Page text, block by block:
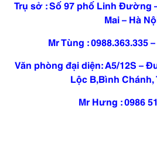
Trụ sở : Số 97 phố Linh Đường
Mai – Hà
Mr Tùng : 0988.363.335
Văn phòng đại diện: A5/12S –
Lộc B,Bình Chánh,
Mr Hưng : 0986